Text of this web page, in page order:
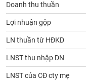
Doanh thu thuần
Lợi nhuận gộp
LN thuần từ HĐKD
LNST thu nhập DN
LNST của CĐ cty mẹ
Báo
cáo
phân
tích
(-)